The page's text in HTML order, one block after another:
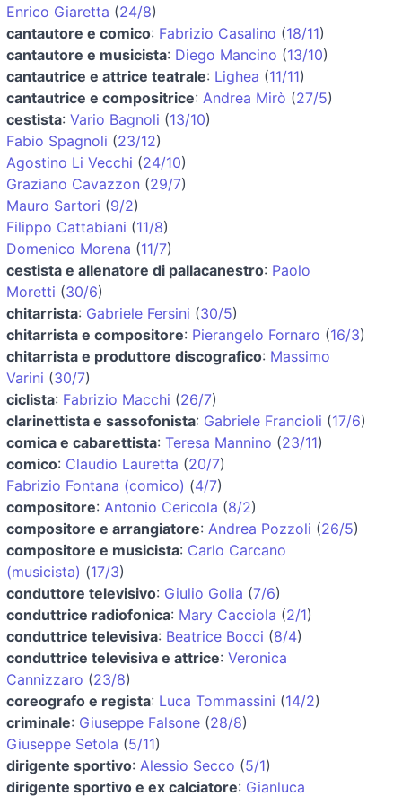
Enrico Giaretta (24/8)
cantautore e comico: Fabrizio Casalino (18/11)
cantautore e musicista: Diego Mancino (13/10)
cantautrice e attrice teatrale: Lighea (11/11)
cantautrice e compositrice: Andrea Mirò (27/5)
cestista: Vario Bagnoli (13/10)
Fabio Spagnoli (23/12)
Agostino Li Vecchi (24/10)
Graziano Cavazzon (29/7)
Mauro Sartori (9/2)
Filippo Cattabiani (11/8)
Domenico Morena (11/7)
cestista e allenatore di pallacanestro: Paolo
Moretti (30/6)
chitarrista: Gabriele Fersini (30/5)
chitarrista e compositore: Pierangelo Fornaro (16/3)
chitarrista e produttore discografico: Massimo
Varini (30/7)
ciclista: Fabrizio Macchi (26/7)
clarinettista e sassofonista: Gabriele Francioli (17/6)
comica e cabarettista: Teresa Mannino (23/11)
comico: Claudio Lauretta (20/7)
Fabrizio Fontana (comico) (4/7)
compositore: Antonio Cericola (8/2)
compositore e arrangiatore: Andrea Pozzoli (26/5)
compositore e musicista: Carlo Carcano
(musicista) (17/3)
conduttore televisivo: Giulio Golia (7/6)
conduttrice radiofonica: Mary Cacciola (2/1)
conduttrice televisiva: Beatrice Bocci (8/4)
conduttrice televisiva e attrice: Veronica
Cannizzaro (23/8)
coreografo e regista: Luca Tommassini (14/2)
criminale: Giuseppe Falsone (28/8)
Giuseppe Setola (5/11)
dirigente sportivo: Alessio Secco (5/1)
dirigente sportivo e ex calciatore: Gianluca